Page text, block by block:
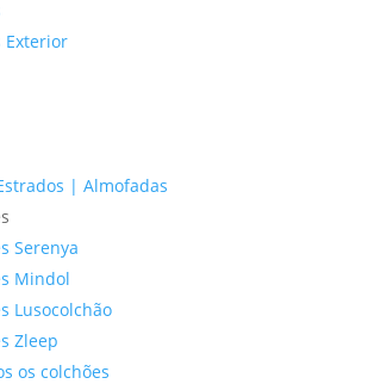
Exterior
| Almofadas
Serenya
Mindol
Lusocolchão
Zleep
os colchões